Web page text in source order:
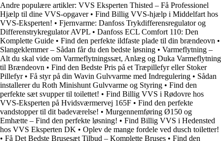
Andre populære artikler: VVS Eksperten Thisted – Få Professionel
Hjælp til dine VVS-opgaver• Find Billig VVS-hjælp i Middelfart hos
VVS-Eksperten! • Fjernvarme: Danfoss Trykdifferensregulator og
Differenstrykregulator AVPL • Danfoss ECL Comfort 110: Den
Komplette Guide • Find den perfekte ildfaste plade til din brændeovn •
Slangeklemmer – Sådan får du den bedste løsning • Varmeflytning –
Alt du skal vide om Varmeflytningssæt, Anlæg og Duka Varmeflytning
til Brændeovn • Find den Bedste Pris på et Træpillefyr eller Stoker
Pillefyr• Få styr på din Wavin Gulvvarme med Indregulering • Sådan
installerer du Roth Minishunt Gulvvarme og Styring • Find den
perfekte sæt svupper til toilettet! • Find Billig VVS i Rødovre hos
VVS-Eksperten på Hvidsværmervej 165F • Find den perfekte
vandstopper til dit badeværelse! • Murgennemføring Ø150 og
Emhætte – Find den perfekte løsning! • Find Billig VVS i Hedensted
hos VVS Eksperten DK • Oplev de mange fordele ved dusch toiletter!
• Få Det Bedste Brusesæt Tilbud – Komplette Bruses • Find den